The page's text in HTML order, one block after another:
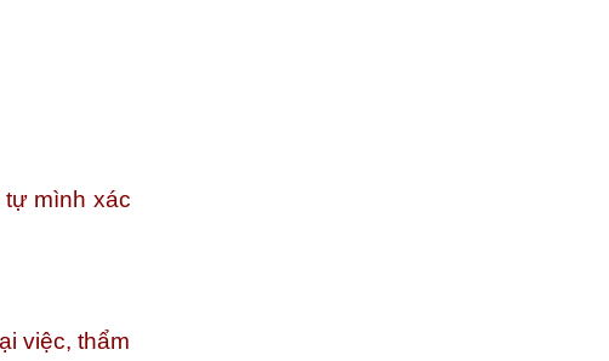
tự mình xác
việc, thẩm